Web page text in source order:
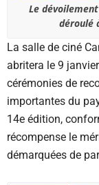
Le
déroulé
La salle de ciné
abritera le 9
cérémonies de
importantes du
14e édition,
récompense le
démarquées de